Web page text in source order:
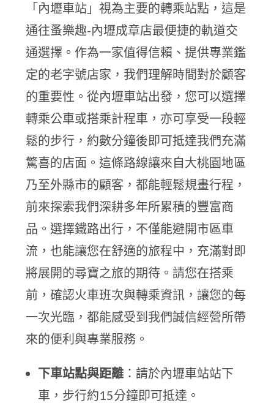
「內壢車站」視為主要的轉乘站點，這是
通往蚤樂趣-內壢成章店最便捷的軌道交
通選擇。作為一家值得信賴、提供專業鑑
定的老字號店家，我們理解時間對於顧客
的重要性。從內壢車站出發，您可以選擇
轉乘公車或搭乘計程車，亦可享受一段輕
鬆的步行，約數分鐘後即可抵達我們充滿
驚喜的店面。這條路線讓來自大桃園地區
乃至外縣市的顧客，都能輕鬆規畫行程，
前來探索我們深耕多年所累積的豐富商
品。選擇鐵路出行，不僅能避開市區車
流，也能讓您在舒適的旅程中，充滿對即
將展開的尋寶之旅的期待。請您在搭乘
前，確認火車班次與轉乘資訊，讓您的每
一次光臨，都能感受到我們誠信經營所帶
來的便利與專業服務。
下車站點與距離 ：請於內壢車站站下
車，步行約15分鐘即可抵達。